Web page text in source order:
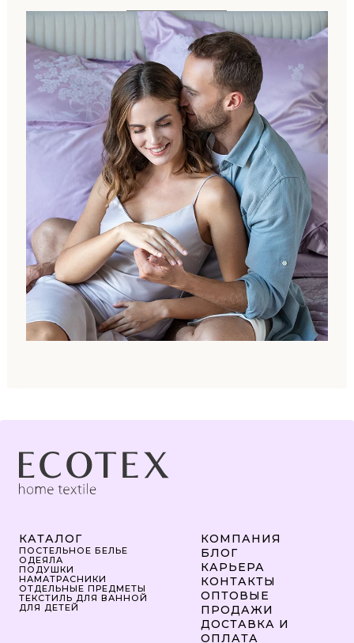
КАТАЛОГ
ПОСТЕЛЬНОЕ БЕЛЬЕ
ОДЕЯЛА
ПОДУШКИ
НАМАТРАСНИКИ
ОТДЕЛЬНЫЕ ПРЕДМЕТЫ
ТЕКСТИЛЬ ДЛЯ ВАННОЙ
ДЛЯ ДЕТЕЙ
КОМПАНИЯ
БЛОГ
КАРЬЕРА
КОНТАКТЫ
ОПТОВЫЕ
ПРОДАЖИ
ДОСТАВКА И
ОПЛАТА